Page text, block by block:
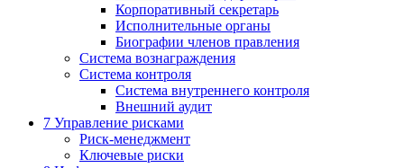
Корпоративный секретарь
Исполнительные органы
Биографии членов правления
Система вознаграждения
Система контроля
Система внутреннего контроля
Внешний аудит
7 Управление рисками
Риск-менеджмент
Ключевые риски